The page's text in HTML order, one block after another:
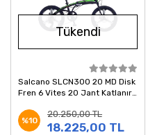
Tükendi
Salcano SLCN300 20 MD Disk
Fren 6 Vites 20 Jant Katlanır
%10
20.250,00 TL
18.225,00 TL